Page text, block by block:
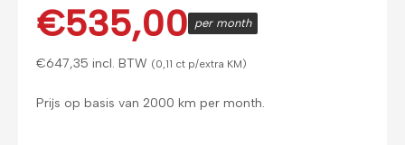
€535,00 per month
€647,35 incl. BTW (0,11 ct p/extra KM)
Prijs op basis van 2000 km per month.